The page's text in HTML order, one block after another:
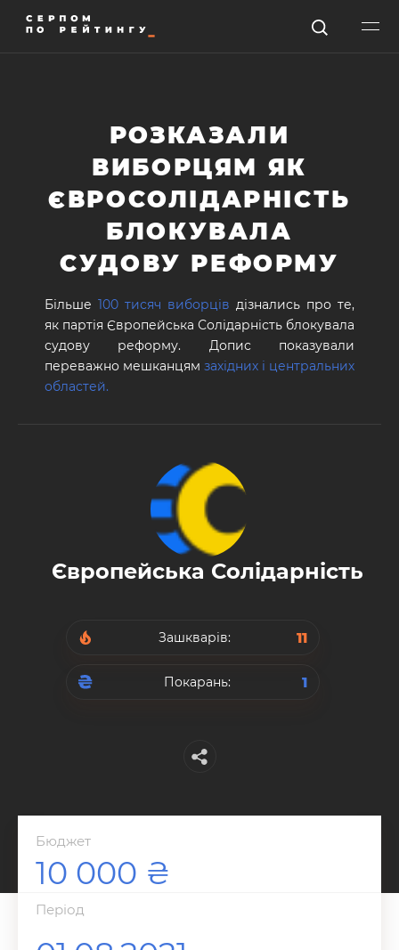
РОЗКАЗАЛИ
ВИБОРЦЯМ ЯК
ЄВРОСОЛІДАРНІСТЬ
БЛОКУВАЛА
СУДОВУ РЕФОРМУ
Більше 100 тисяч виборців дізнались про те,
як партія Європейська Солідарність блокувала
судову реформу. Допис показували
переважно мешканцям західних і центральних
областей.
Європейська Солідарність
Зашкварів: 11
Покарань: 1
Бюджет
10 000
Перiод